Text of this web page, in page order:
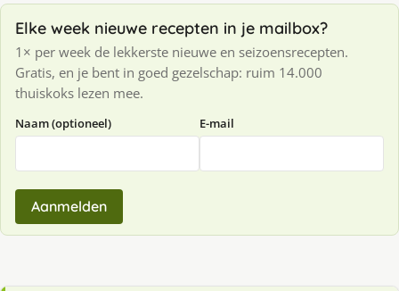
Elke week nieuwe recepten in je mailbox?
1× per week de lekkerste nieuwe en seizoensrecepten.
Gratis, en je bent in goed gezelschap: ruim 14.000
thuiskoks lezen mee.
Naam (optioneel) E-mail
Aanmelden